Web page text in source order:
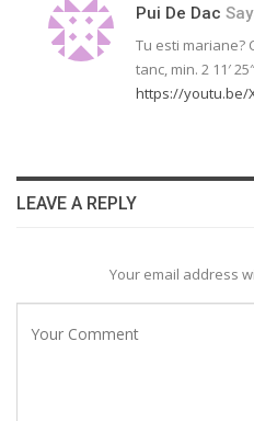
Pui De Dac
Tu esti mariane?
tanc, min. 2 11′
https://youtu.be/
LEAVE A REPLY
Your email address